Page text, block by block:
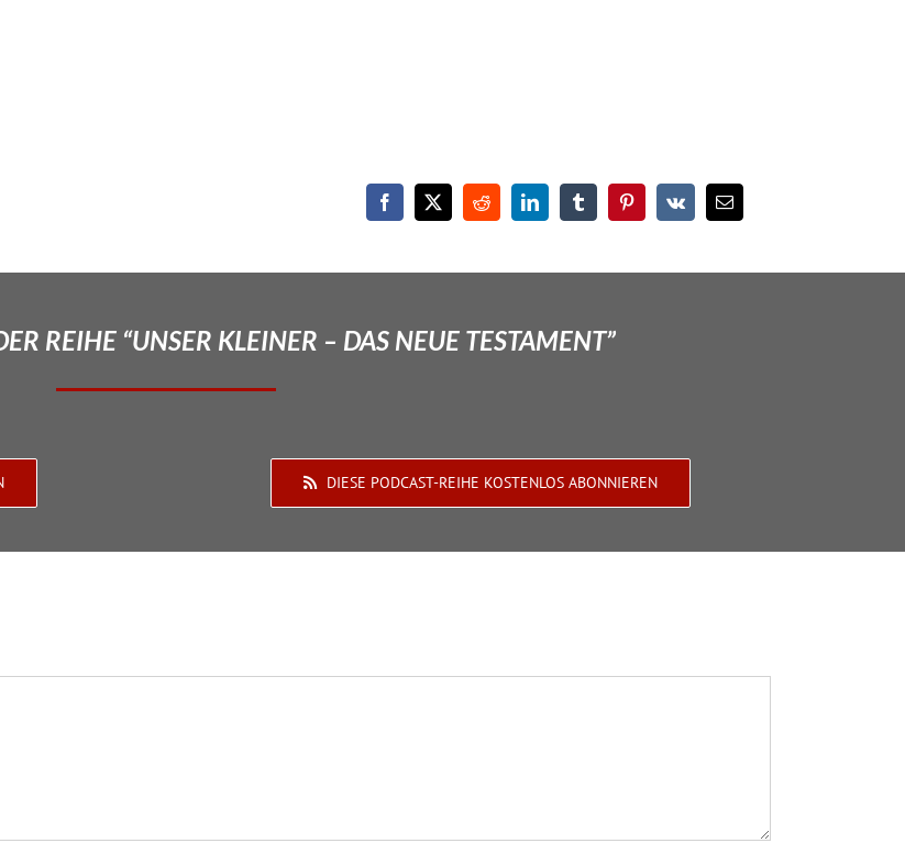
REIHE “UNSER KLEINER – DAS NEUE TESTAMENT”
DIESE PODCAST-REIHE KOSTENLOS ABONNIEREN